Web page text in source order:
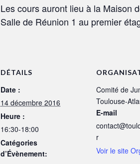
Les cours auront lieu à la Maison
Salle de Réunion 1 au premier
DÉTAILS
Date :
14 décembre 2016
Heure :
16:30-18:00
Catégories
d’Évènement:
Comité de
Toulouse-
E-mail
r
Voir le site